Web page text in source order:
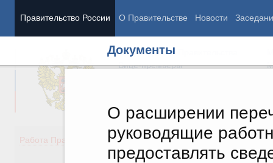
Правительство России О Правительстве Новости
Документы
О расширении
руководящие
предоставлять
Председатель Правительства
Вице-премьеры
Работа Правительства
Демография
Здоровье